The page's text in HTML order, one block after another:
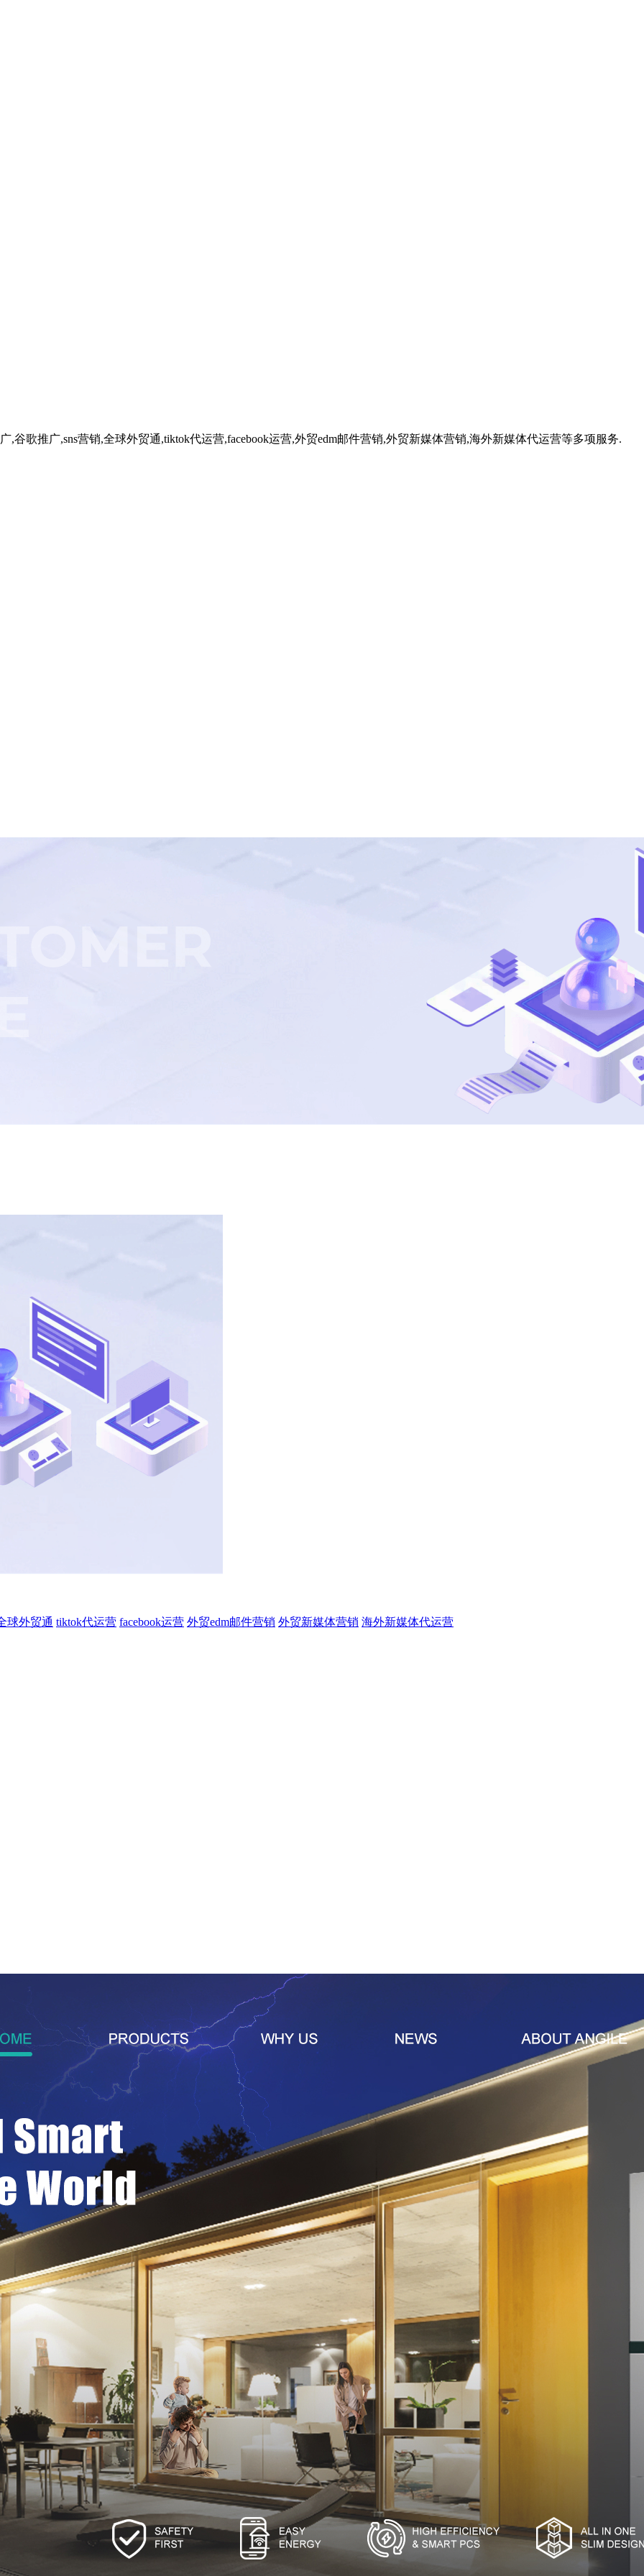
歌推广,sns营销,全球外贸通,tiktok代运营,facebook运营,外贸edm邮件营销,外贸新媒体营销,海外新媒体代运营等多项服务.
球外贸通 tiktok代运营 facebook运营 外贸edm邮件营销 外贸新媒体营销 海外新媒体代运营